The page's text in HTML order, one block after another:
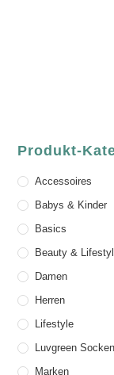
Produkt-
Accessoires
Babys & Kinder
Basics
Beauty &
Damen
Herren
Lifestyle
Luvgreen Socken
Marken